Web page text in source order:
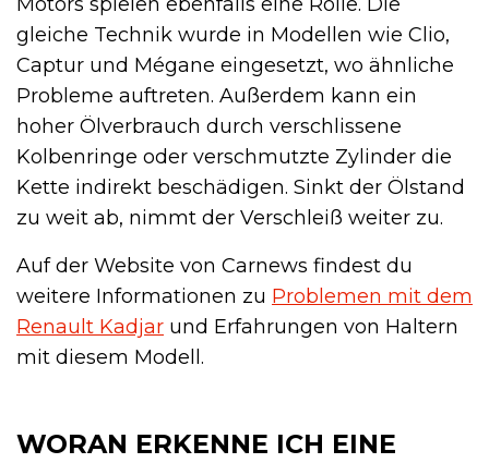
gleiche Technik wurde in Modellen wie Clio,
Captur und Mégane eingesetzt, wo ähnliche
Probleme auftreten. Außerdem kann ein
hoher Ölverbrauch durch verschlissene
Kolbenringe oder verschmutzte Zylinder die
Kette indirekt beschädigen. Sinkt der Ölstand
zu weit ab, nimmt der Verschleiß weiter zu.
Auf der Website von Carnews findest du
weitere Informationen zu Problemen mit dem
Renault Kadjar und Erfahrungen von Haltern
mit diesem Modell.
WORAN ERKENNE ICH EINE